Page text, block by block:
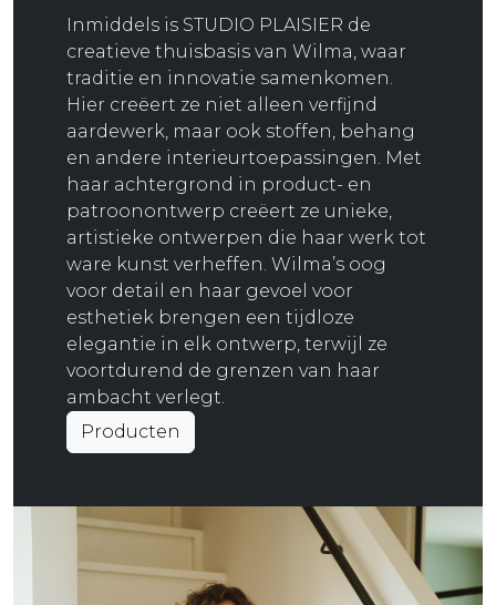
Inmiddels is STUDIO PLAISIER de
creatieve thuisbasis van Wilma, waar
traditie en innovatie samenkomen.
Hier creëert ze niet alleen verfijnd
aardewerk, maar ook stoffen, behang
en andere interieurtoepassingen. Met
haar achtergrond in product- en
patroonontwerp creëert ze unieke,
artistieke ontwerpen die haar werk tot
ware kunst verheffen. Wilma’s oog
voor detail en haar gevoel voor
esthetiek brengen een tijdloze
elegantie in elk ontwerp, terwijl ze
voortdurend de grenzen van haar
ambacht verlegt.
Producten